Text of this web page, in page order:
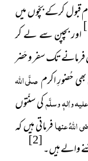
میں اسلام قبول کرکے بچّوں میں
اور بچپن سے لے کر
تک سفر و حَضر
حُضورِ اکرمصلَّی اللہ
واٰلہٖ وسلَّمکی سنّتوں
اللہُ عنہافرماتی ہیں کہ
والے ہیں۔[2]